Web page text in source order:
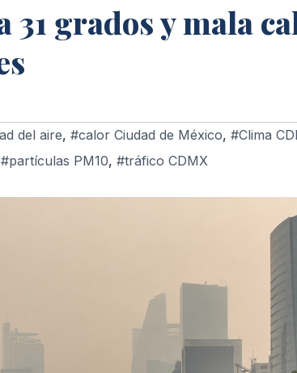
grados y mala
del aire, #calor Ciudad de México, #Clima
#partículas PM10, #tráfico CDMX